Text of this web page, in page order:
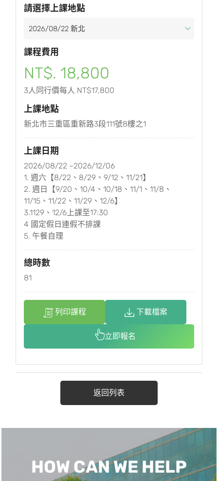
請選擇上課地點
課程費用
NT$. 18,800
3人同行價每人 NT$17,800
上課地點
新北市三重區重新路3段111號8樓之1
上課日期
2026/08/22 ~2026/12/06
1. 週六【8/22、8/29、9/12、11/21】
2. 週日【9/20、10/4、10/18、11/1、11/8、
11/15、11/22、11/29、12/6】
3.1129、12/6上課至17:30
4 國定假日連假不排課
5. 午餐自理
總時數
81
列印課程 下載檔案
立即報名
返回列表
HOW CAN WE HELP